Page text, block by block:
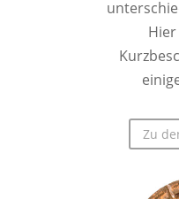
Zu